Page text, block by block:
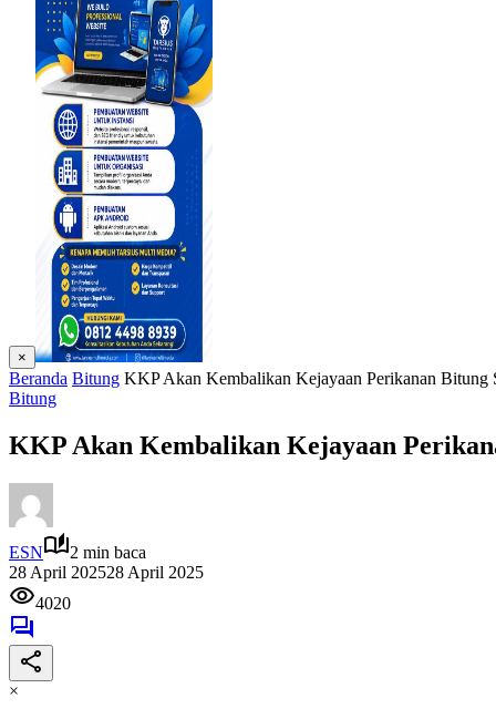
×
Beranda Bitung KKP Akan Kembalikan Kejayaan Perikanan Bitung
Bitung
KKP Akan Kembalikan Kejayaan
ESN
2 min baca
28 April 202528 April 2025
4020
×